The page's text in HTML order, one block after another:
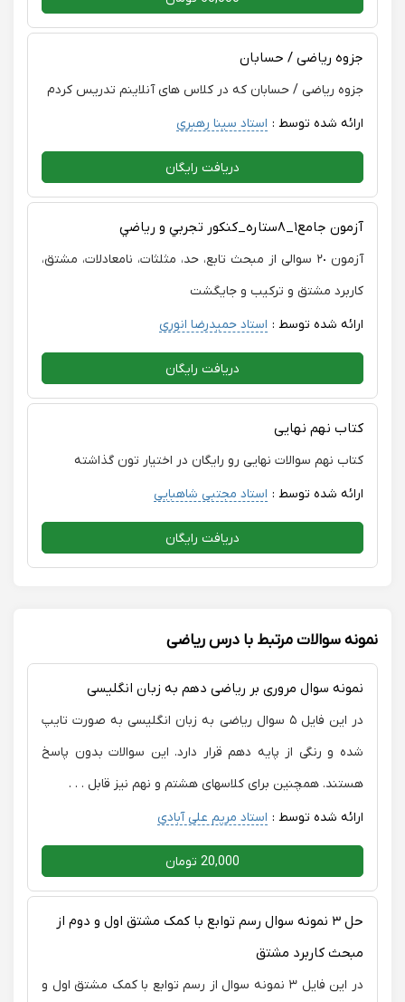
جزوه ریاضی / حسابان
جزوه ریاضی / حسابان که در کلاس های آنلاینم تدریس کردم
ارائه شده توسط : استاد سینا رهبری
دریافت رایگان
آزمون جامع١_٨ستاره_كنكور تجربي و رياضي
آزمون ٢٠ سوالی از مبحث تابع، حد، مثلثات، نامعادلات، مشتق،
کاربرد مشتق و ترکیب و جایگشت
ارائه شده توسط : استاد حمیدرضا انوری
دریافت رایگان
کتاب نهم نهایی
کتاب نهم سوالات نهایی رو رایگان در اختیار تون گذاشته
ارائه شده توسط : استاد مجتبی شاهبایی
دریافت رایگان
نمونه سوالات مرتبط با درس ریاضی
نمونه سوال مروری بر ریاضی دهم به زبان انگلیسی
در این فایل ۵ سوال ریاضی به زبان انگلیسی به صورت تایپ
شده و رنگی از پایه دهم قرار دارد. این سوالات بدون پاسخ
هستند. همچنین برای کلاسهای هشتم و نهم نیز قابل . . .
ارائه شده توسط : استاد مریم علی آبادی
20,000 تومان
حل ۳ نمونه سوال رسم توابع با کمک مشتق اول و دوم از
مبحث کاربرد مشتق
در این فایل ۳ نمونه سوال از رسم توابع با کمک مشتق اول و